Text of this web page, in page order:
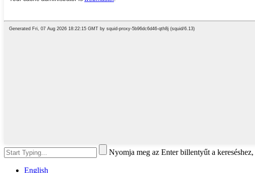
Nyomja meg az Enter billentyűt a
English